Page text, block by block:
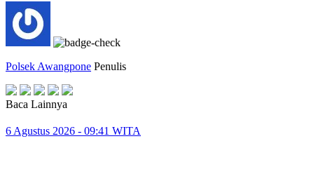
Polsek Awangpone Penulis
Baca Lainnya
6 Agustus 2026 - 09:41 WITA